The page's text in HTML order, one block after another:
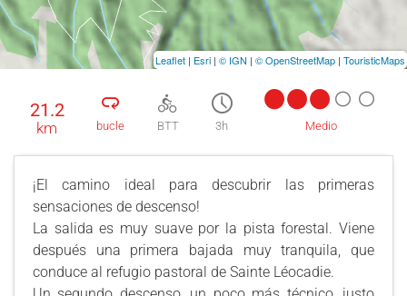
21.2
km bucle BTT 3h Medio
¡El camino ideal para descubrir las primeras
sensaciones de descenso!
La salida es muy suave por la pista forestal. Viene
después una primera bajada muy tranquila, que
conduce al refugio pastoral de Sainte Léocadie.
Leaflet | Esri | © IGN | © OpenStreetMap | TouristicMaps